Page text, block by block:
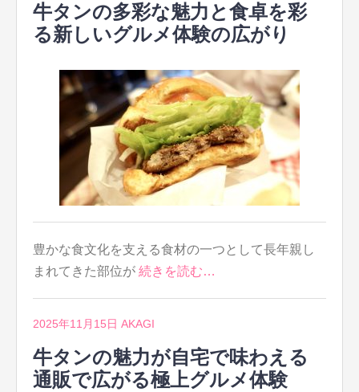
牛タンの多彩な魅力と食卓を彩
る新しいグルメ体験の広がり
豊かな食文化を支える食材の一つとして長年親し
まれてきた部位が 続きを読む…
2025年11月15日 AKAGI
牛タンの魅力が自宅で味わえる
通販で広がる極上グルメ体験